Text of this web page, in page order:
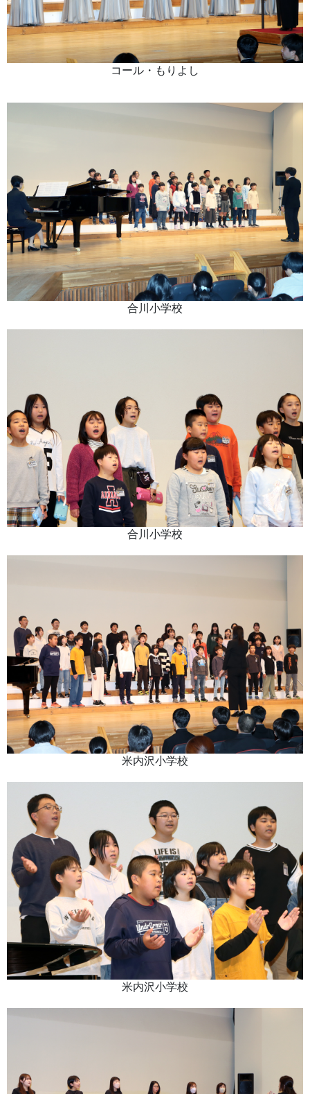
コール・もりよし
合川小学校
合川小学校
米内沢小学校
米内沢小学校